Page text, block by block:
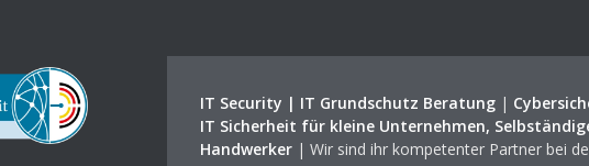
IT Security | IT Grundschutz Beratung|
IT Sicherheit für kleine Unternehmen,
Handwerker| Wir sind ihr kompetenter Partner bei